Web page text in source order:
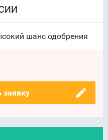
шанс одобрения